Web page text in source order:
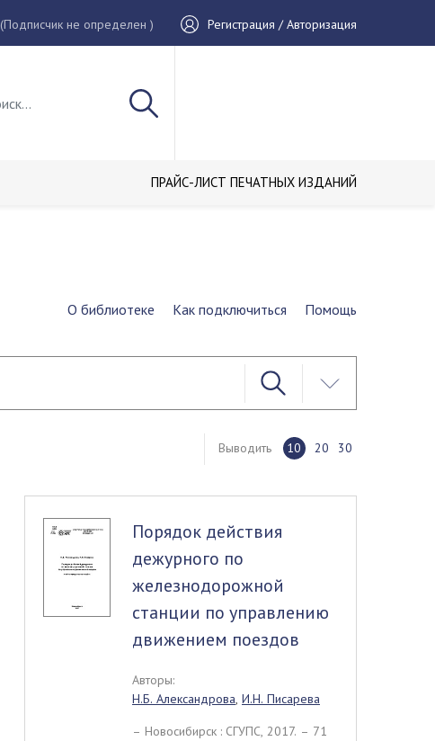
(Подписчик не определен ) Регистрация / Авторизация
ПРАЙС-ЛИСТ ПЕЧАТНЫХ ИЗДАНИЙ
О библиотеке Как подключиться Помощь
Выводить 10 20 30
Порядок действия
дежурного по
железнодорожной
станции по управлению
движением поездов
Авторы:
Н.Б. Александрова, И.Н. Писарева
– Новосибирск : СГУПС, 2017. – 71